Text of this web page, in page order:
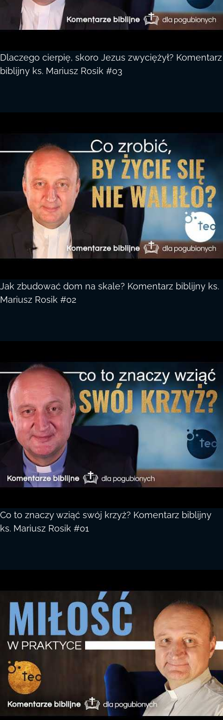
Dlaczego cierpię, skoro Jezus zwyciężył? Komentarz
biblijny ks. Mariusz Rosik #03
Jak zbudować dom na skale? Komentarz biblijny ks.
Mariusz Rosik #02
Co to znaczy wziąć swój krzyż? Komentarz biblijny
ks. Mariusz Rosik #01